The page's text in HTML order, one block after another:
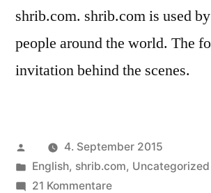
shrib.com. shrib.com is used
people around the world. The
invitation behind the scenes.
Veröffentlicht
von
4. September 2015
Veröffentlicht
in
English, shrib.com, Uncategorized
21 Kommentarezu